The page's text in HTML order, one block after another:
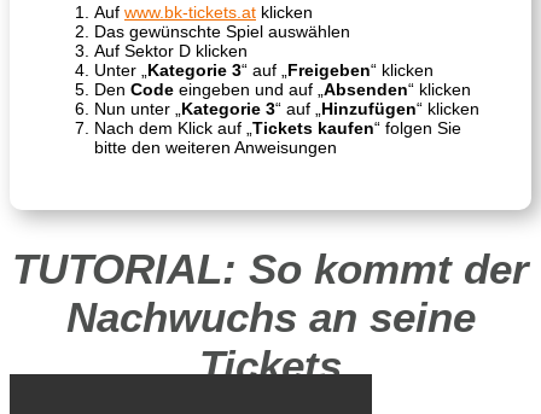
Auf www.bk-tickets.at klicken
Das gewünschte Spiel auswählen
Auf Sektor D klicken
Unter „ Kategorie 3“ auf „ Freigeben“ klicken
Den Code eingeben und auf „ Absenden“ klicken
Nun unter „ Kategorie 3“ auf „ Hinzufügen“ klicken
Nach dem Klick auf „ Tickets kaufen“ folgen Sie
bitte den weiteren Anweisungen
TUTORIAL: So kommt der
Nachwuchs an seine
Tickets